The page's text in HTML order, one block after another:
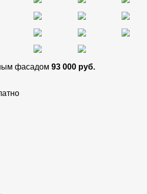
фасадом 93 000 руб.